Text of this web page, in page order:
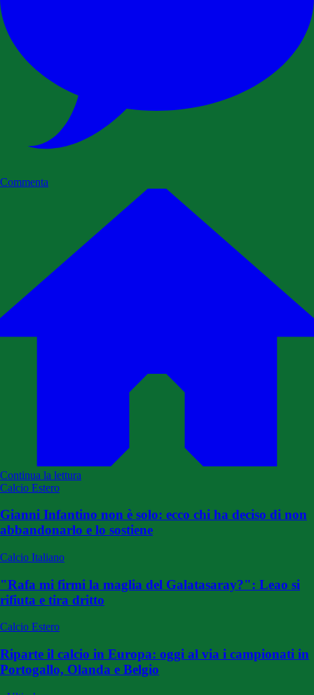
Commenta
Continua la lettura
Calcio Estero
Gianni Infantino non è solo: ecco chi ha deciso di non
abbandonarlo e lo sostiene
Calcio Italiano
"Rafa mi firmi la maglia del Galatasaray?": Leao si
rifiuta e tira dritto
Calcio Estero
Riparte il calcio in Europa: oggi al via i campionati in
Portogallo, Olanda e Belgio